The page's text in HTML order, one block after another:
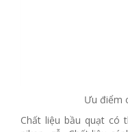
Ưu điểm
Chất liệu bầu quạt có